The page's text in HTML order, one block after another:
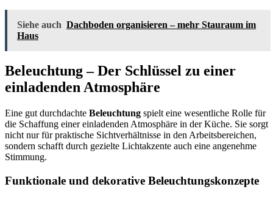
Siehe auch Dachboden organisieren – mehr Stauraum im
Haus
Beleuchtung – Der Schlüssel zu einer
einladenden Atmosphäre
Eine gut durchdachte Beleuchtung spielt eine wesentliche Rolle für
die Schaffung einer einladenden Atmosphäre in der Küche. Sie sorgt
nicht nur für praktische Sichtverhältnisse in den Arbeitsbereichen,
sondern schafft durch gezielte Lichtakzente auch eine angenehme
Stimmung.
Funktionale und dekorative Beleuchtungskonzepte